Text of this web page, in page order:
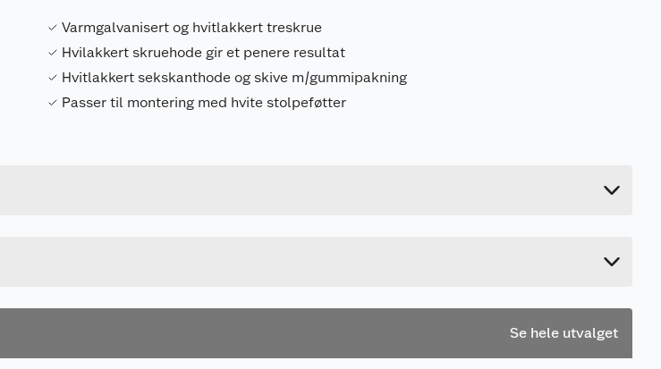
Varmgalvanisert og hvitlakkert treskrue
Hvilakkert skruehode gir et penere resultat
Hvitlakkert sekskanthode og skive m/gummipakning
Passer til montering med hvite stolpeføtter
Se hele utvalget